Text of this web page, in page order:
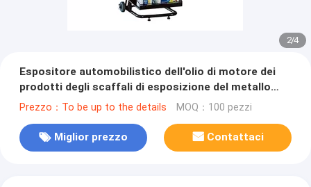
2/4
Espositore automobilistico dell'olio di motore dei
prodotti degli scaffali di esposizione del metallo
dell'olio per motori 4-Layer
Prezzo：To be up to the details MOQ：100 pezzi
Miglior prezzo Contattaci